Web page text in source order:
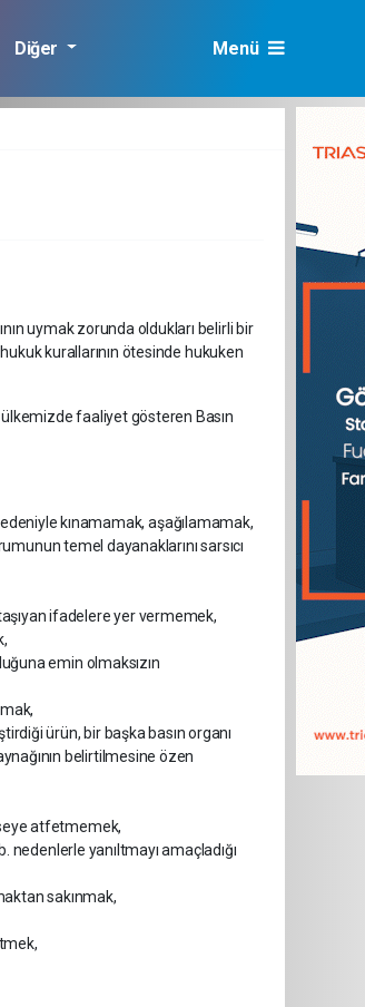
Diğer Menü
uymak zorunda oldukları belirli bir
kurallarının ötesinde hukuken
faaliyet gösteren Basın
kınamamak, aşağılamamak,
temel dayanaklarını sarsıcı
ifadelere yer vermemek,
emin olmaksızın
ürün, bir başka basın organı
belirtilmesine özen
atfetmemek,
nedenlerle yanıltmayı amaçladığı
sakınmak,